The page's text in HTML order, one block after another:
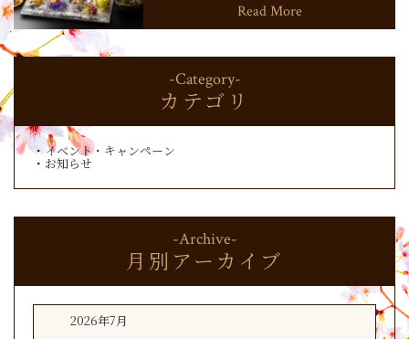
Read More
-Category-
カテゴリ
イベント・キャンペーン
お知らせ
-Archive-
月別アーカイブ
2026年7月